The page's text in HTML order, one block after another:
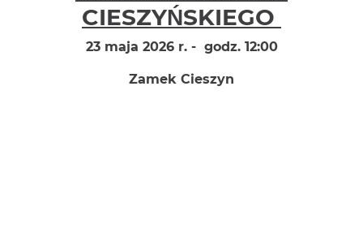
CIESZYŃSKIEGO
23 maja 2026 r. - godz. 12:00
Zamek Cieszyn